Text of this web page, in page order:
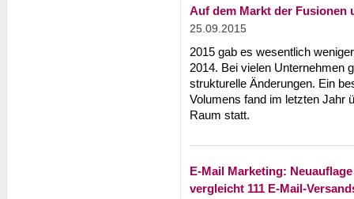
Auf dem Markt der Fusionen
25.09.2015
2015 gab es wesentlich
2014. Bei vielen Unternehmen
strukturelle Änderungen. Ein
Volumens fand im letzten Jahr
Raum statt.
E-Mail Marketing:
vergleicht 111 E-Mail-